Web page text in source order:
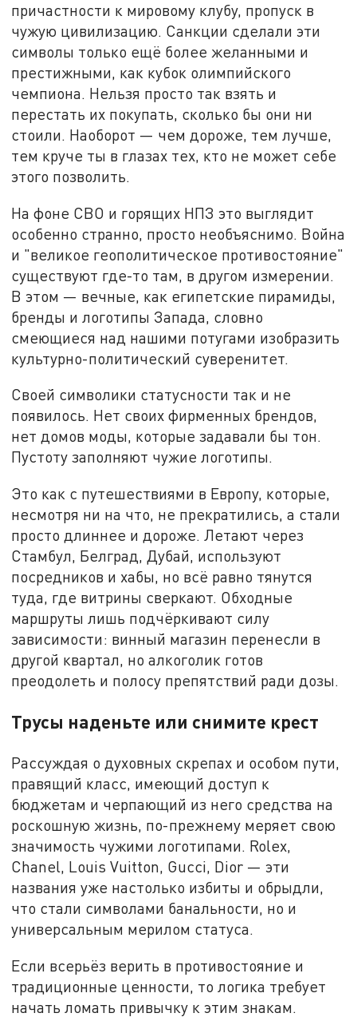
причастности к мировому клубу, пропуск в
чужую цивилизацию. Санкции сделали эти
символы только ещё более желанными и
престижными, как кубок олимпийского
чемпиона. Нельзя просто так взять и
перестать их покупать, сколько бы они ни
стоили. Наоборот — чем дороже, тем лучше,
тем круче ты в глазах тех, кто не может себе
этого позволить.
На фоне СВО и горящих НПЗ это выглядит
особенно странно, просто необъяснимо. Война
и "великое геополитическое противостояние"
существуют где-то там, в другом измерении.
В этом — вечные, как египетские пирамиды,
бренды и логотипы Запада, словно
смеющиеся над нашими потугами изобразить
культурно-политический суверенитет.
Своей символики статусности так и не
появилось. Нет своих фирменных брендов,
нет домов моды, которые задавали бы тон.
Пустоту заполняют чужие логотипы.
Это как с путешествиями в Европу, которые,
несмотря ни на что, не прекратились, а стали
просто длиннее и дороже. Летают через
Стамбул, Белград, Дубай, используют
посредников и хабы, но всё равно тянутся
туда, где витрины сверкают. Обходные
маршруты лишь подчёркивают силу
зависимости: винный магазин перенесли в
другой квартал, но алкоголик готов
преодолеть и полосу препятствий ради дозы.
Трусы наденьте или снимите крест
Рассуждая о духовных скрепах и особом пути,
правящий класс, имеющий доступ к
бюджетам и черпающий из него средства на
роскошную жизнь, по-прежнему меряет свою
значимость чужими логотипами. Rolex,
Chanel, Louis Vuitton, Gucci, Dior — эти
названия уже настолько избиты и обрыдли,
что стали символами банальности, но и
универсальным мерилом статуса.
Если всерьёз верить в противостояние и
традиционные ценности, то логика требует
начать ломать привычку к этим знакам.